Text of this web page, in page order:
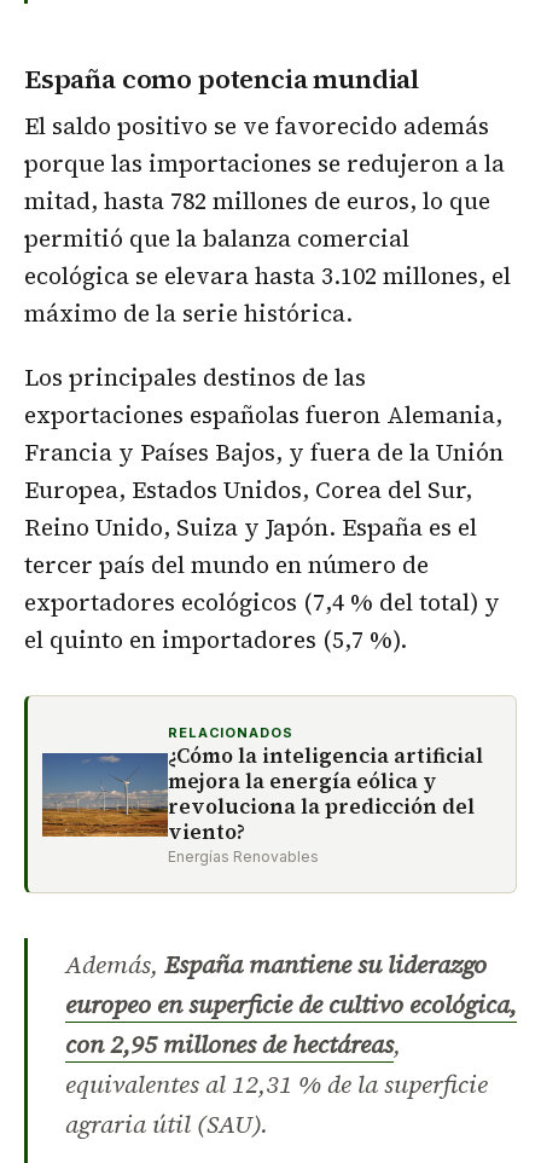
España como potencia mundial
El saldo positivo se ve favorecido además
porque las importaciones se redujeron a la
mitad, hasta 782 millones de euros, lo que
permitió que la balanza comercial
ecológica se elevara hasta 3.102 millones, el
máximo de la serie histórica.
Los principales destinos de las
exportaciones españolas fueron Alemania,
Francia y Países Bajos, y fuera de la Unión
Europea, Estados Unidos, Corea del Sur,
Reino Unido, Suiza y Japón. España es el
tercer país del mundo en número de
exportadores ecológicos (7,4 % del total) y
el quinto en importadores (5,7 %).
RELACIONADOS
¿Cómo la inteligencia artificial
mejora la energía eólica y
revoluciona la predicción del
viento?
Energías Renovables
Además, España mantiene su liderazgo
europeo en superficie de cultivo ecológica,
con 2,95 millones de hectáreas,
equivalentes al 12,31 % de la superficie
agraria útil (SAU).